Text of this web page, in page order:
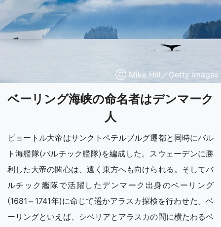
Ⓒ Mike Hill／Getty Images
ベーリング海峡の命名者はデンマーク
人
ピョートル大帝はサンクトペテルブルグ遷都と同時にバル
ト海艦隊(バルチック艦隊)を編成した。スウェーデンに勝
利した大帝の関心は、遠く東方へも向けられる。そしてバ
ルチック艦隊で活躍したデンマーク出身のベーリング
(1681～1741年)に命じて遥かアラスカ探検を行わせた。ベ
ーリングといえば、シベリアとアラスカの間に横たわるベ